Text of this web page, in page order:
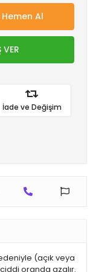
Hemen Al
VER
İade ve Değişim
(açık veya
oranda azalır.